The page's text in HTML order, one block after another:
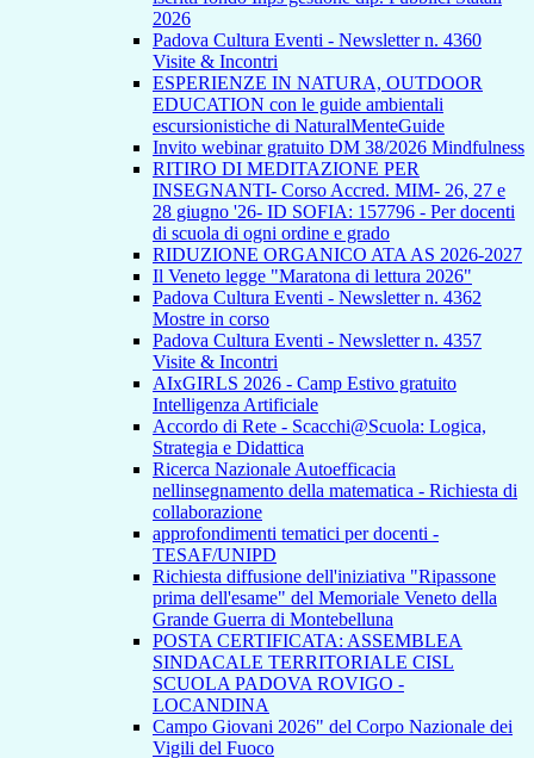
2026
Padova Cultura Eventi - Newsletter n. 4360
Visite & Incontri
ESPERIENZE IN NATURA, OUTDOOR
EDUCATION con le guide ambientali
escursionistiche di NaturalMenteGuide
Invito webinar gratuito DM 38/2026 Mindfulness
RITIRO DI MEDITAZIONE PER
INSEGNANTI- Corso Accred. MIM- 26, 27 e
28 giugno '26- ID SOFIA: 157796 - Per docenti
di scuola di ogni ordine e grado
RIDUZIONE ORGANICO ATA AS 2026-2027
Il Veneto legge "Maratona di lettura 2026"
Padova Cultura Eventi - Newsletter n. 4362
Mostre in corso
Padova Cultura Eventi - Newsletter n. 4357
Visite & Incontri
AIxGIRLS 2026 - Camp Estivo gratuito
Intelligenza Artificiale
Accordo di Rete - Scacchi@Scuola: Logica,
Strategia e Didattica
Ricerca Nazionale Autoefficacia
nellinsegnamento della matematica - Richiesta di
collaborazione
approfondimenti tematici per docenti -
TESAF/UNIPD
Richiesta diffusione dell'iniziativa "Ripassone
prima dell'esame" del Memoriale Veneto della
Grande Guerra di Montebelluna
POSTA CERTIFICATA: ASSEMBLEA
SINDACALE TERRITORIALE CISL
SCUOLA PADOVA ROVIGO -
LOCANDINA
Campo Giovani 2026" del Corpo Nazionale dei
Vigili del Fuoco